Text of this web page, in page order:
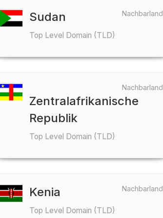
Nachbarland
Sudan
Top Level Domain (TLD)
Nachbarland
Zentralafrikanische
Republik
Top Level Domain (TLD)
Nachbarland
Kenia
Top Level Domain (TLD)